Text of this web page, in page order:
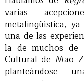
varias
metalingüística,
una de las
la de muchos de
Cultural de Mao
planteándose